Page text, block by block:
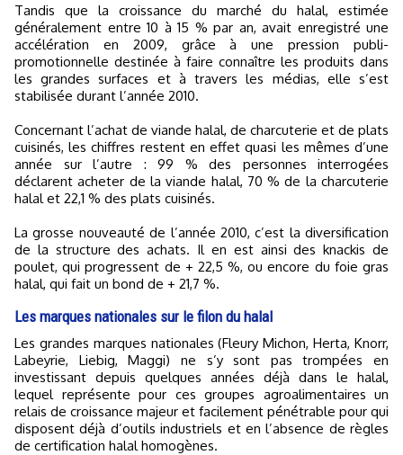
Tandis que la croissance du marché du halal, estimée
généralement entre 10 à 15 % par an, avait enregistré une
accélération en 2009, grâce à une pression publi-
promotionnelle destinée à faire connaître les produits dans
les grandes surfaces et à travers les médias, elle s’est
stabilisée durant l’année 2010.
Concernant l’achat de viande halal, de charcuterie et de plats
cuisinés, les chiffres restent en effet quasi les mêmes d’une
année sur l’autre : 99 % des personnes interrogées
déclarent acheter de la viande halal, 70 % de la charcuterie
halal et 22,1 % des plats cuisinés.
La grosse nouveauté de l’année 2010, c’est la diversification
de la structure des achats. Il en est ainsi des knackis de
poulet, qui progressent de + 22,5 %, ou encore du foie gras
halal, qui fait un bond de + 21,7 %.
Les marques nationales sur le filon du halal
Les grandes marques nationales (Fleury Michon, Herta, Knorr,
Labeyrie, Liebig, Maggi) ne s’y sont pas trompées en
investissant depuis quelques années déjà dans le halal,
lequel représente pour ces groupes agroalimentaires un
relais de croissance majeur et facilement pénétrable pour qui
disposent déjà d’outils industriels et en l’absence de règles
de certification halal homogènes.